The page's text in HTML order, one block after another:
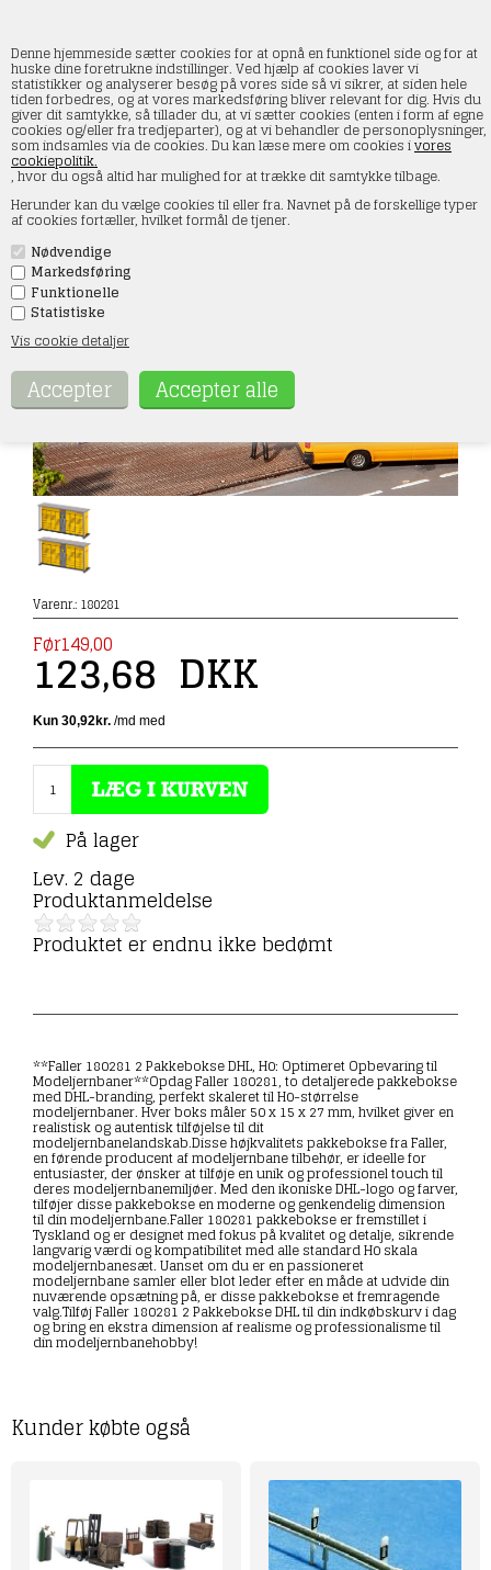
Denne hjemmeside sætter cookies for at opnå en funktionel side og for at
huske dine foretrukne indstillinger. Ved hjælp af cookies laver vi
statistikker og analyserer besøg på vores side så vi sikrer, at siden hele
tiden forbedres, og at vores markedsføring bliver relevant for dig. Hvis du
giver dit samtykke, så tillader du, at vi sætter cookies (enten i form af egne
cookies og/eller fra tredjeparter), og at vi behandler de personoplysninger,
som indsamles via de cookies. Du kan læse mere om cookies ivores
cookiepolitik.
, hvor du også altid har mulighed for at trække dit samtykke tilbage.
Herunder kan du vælge cookies til eller fra. Navnet på de forskellige typer
af cookies fortæller, hvilket formål de tjener.
Nødvendige
Markedsføring
Funktionelle
Statistiske
Vis cookie detaljer
Faller 180281 2 Pakkebokse DHL, H0
Forside»Huse & bygninger»Faller»Spor H0
Varenr.: 180281
Før149,00
123,68 DKK
På lager
Lev. 2 dage
Produktanmeldelse
Produktet er endnu ikke bedømt
**Faller 180281 2 Pakkebokse DHL, H0: Optimeret Opbevaring til
Modeljernbaner**Opdag Faller 180281, to detaljerede pakkebokse
med DHL-branding, perfekt skaleret til H0-størrelse
modeljernbaner. Hver boks måler 50 x 15 x 27 mm, hvilket giver en
realistisk og autentisk tilføjelse til dit
modeljernbanelandskab.Disse højkvalitets pakkebokse fra Faller,
en førende producent af modeljernbane tilbehør, er ideelle for
entusiaster, der ønsker at tilføje en unik og professionel touch til
deres modeljernbanemiljøer. Med den ikoniske DHL-logo og farver,
tilføjer disse pakkebokse en moderne og genkendelig dimension
til din modeljernbane.Faller 180281 pakkebokse er fremstillet i
Tyskland og er designet med fokus på kvalitet og detalje, sikrende
langvarig værdi og kompatibilitet med alle standard H0 skala
modeljernbanesæt. Uanset om du er en passioneret
modeljernbane samler eller blot leder efter en måde at udvide din
nuværende opsætning på, er disse pakkebokse et fremragende
valg.Tilføj Faller 180281 2 Pakkebokse DHL til din indkøbskurv i dag
og bring en ekstra dimension af realisme og professionalisme til
din modeljernbanehobby!
Kunder købte også